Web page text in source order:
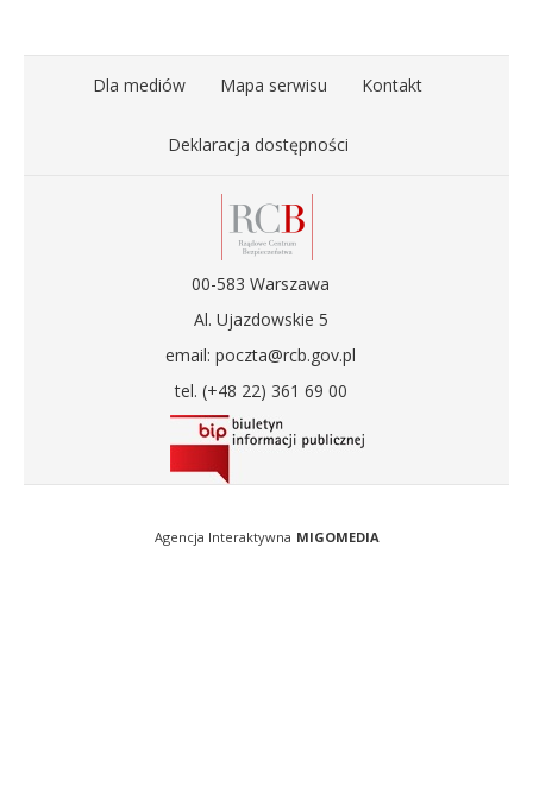
Dla mediów Mapa serwisu Kontakt
Deklaracja dostępności
00-583 Warszawa
Al. Ujazdowskie 5
email: poczta@rcb.gov.pl
tel. (+48 22) 361 69 00
Agencja Interaktywna MIGOMEDIA